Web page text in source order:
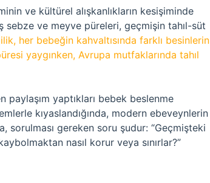
ve kültürel alışkanlıkların kesişiminde
sebze ve meyve püreleri, geçmişin tahıl-süt
her bebeğin kahvaltısında farklı besinlerin
yaygınken, Avrupa mutfaklarında tahıl
yaptıkları bebek beslenme
kıyaslandığında, modern ebeveynlerin
sorulması gereken soru şudur: “Geçmişteki
nasıl korur veya sınırlar?”